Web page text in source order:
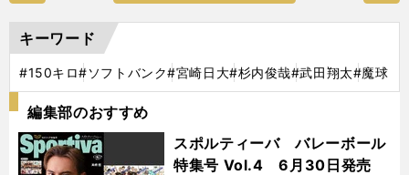
キーワード
#150キロ#ソフトバンク#宮崎日大#杉内俊哉#武田翔太#魔球
編集部のおすすめ
スポルティーバ バレーボール
特集号 Vol.4 6月30日発売